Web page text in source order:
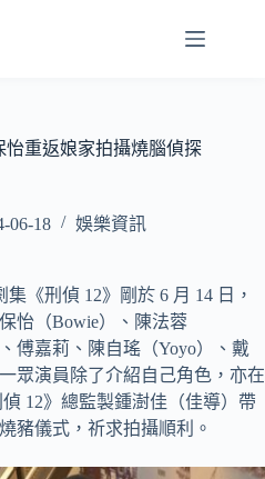
怡重返娘家拍攝燒腦偵探
06-18 娛樂資訊
《刑偵 12》剛於 6 月 14 日，
怡（Bowie）、陳法蓉
傅嘉莉、陳自瑤（Yoyo）、戴
眾演員除了介紹自己角色，亦在
12》總監製鍾澍佳（佳導）帶
豬儀式，祈求拍攝順利。